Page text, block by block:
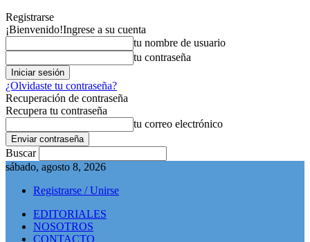
Registrarse
¡Bienvenido!Ingrese a su cuenta
tu nombre de usuario
tu contraseña
¿Olvidaste tu contraseña?
Recuperación de contraseña
Recupera tu contraseña
tu correo electrónico
Buscar
sábado, agosto 8, 2026
Registrarse / Unirse
EDITORIALES
NOSOTROS
CONTACTO